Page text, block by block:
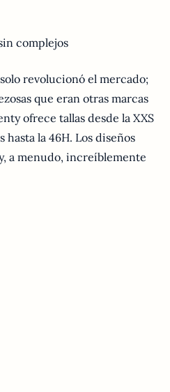
complejos
revolucionó el mercado;
que eran otras marcas
ofrece tallas desde la XXS
hasta la 46H. Los diseños
a menudo, increíblemente